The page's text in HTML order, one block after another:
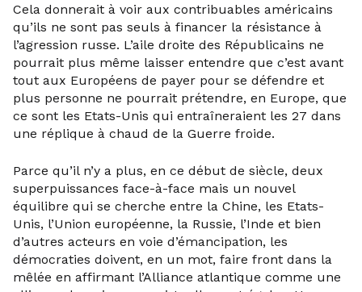
Cela donnerait à voir aux contribuables américains
qu’ils ne sont pas seuls à financer la résistance à
l’agression russe. L’aile droite des Républicains ne
pourrait plus même laisser entendre que c’est avant
tout aux Européens de payer pour se défendre et
plus personne ne pourrait prétendre, en Europe, que
ce sont les Etats-Unis qui entraîneraient les 27 dans
une réplique à chaud de la Guerre froide.
Parce qu’il n’y a plus, en ce début de siècle, deux
superpuissances face-à-face mais un nouvel
équilibre qui se cherche entre la Chine, les Etats-
Unis, l’Union européenne, la Russie, l’Inde et bien
d’autres acteurs en voie d’émancipation, les
démocraties doivent, en un mot, faire front dans la
mêlée en affirmant l’Alliance atlantique comme une